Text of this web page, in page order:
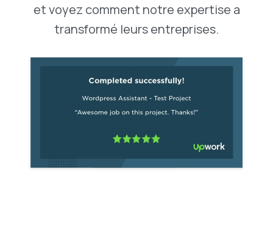
et voyez comment notre expertise a
transformé leurs entreprises.